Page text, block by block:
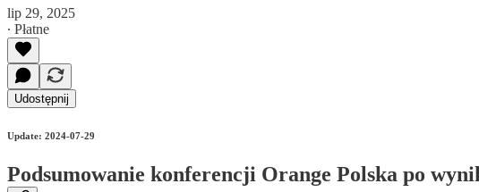
lip 29, 2025
∙ Płatne
Udostępnij
Update: 2024-07-29
Podsumowanie konferencji Orange Polska po